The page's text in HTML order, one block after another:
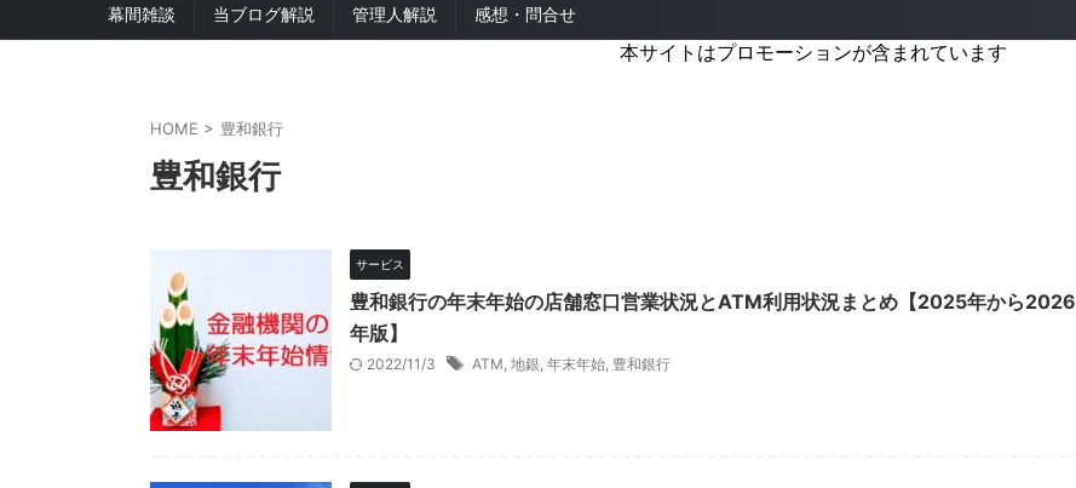
幕間雑談
当ブログ解説 管理人解説 感想・問合せ
本サイトはプロモーションが含まれています
HOME > 豊和銀行
豊和銀行
サービス
豊和銀行の年末年始の店舗窓口営業状況とATM利用状況まとめ【2025年から2026
年版】
2022/11/3 ATM, 地銀, 年末年始, 豊和銀行